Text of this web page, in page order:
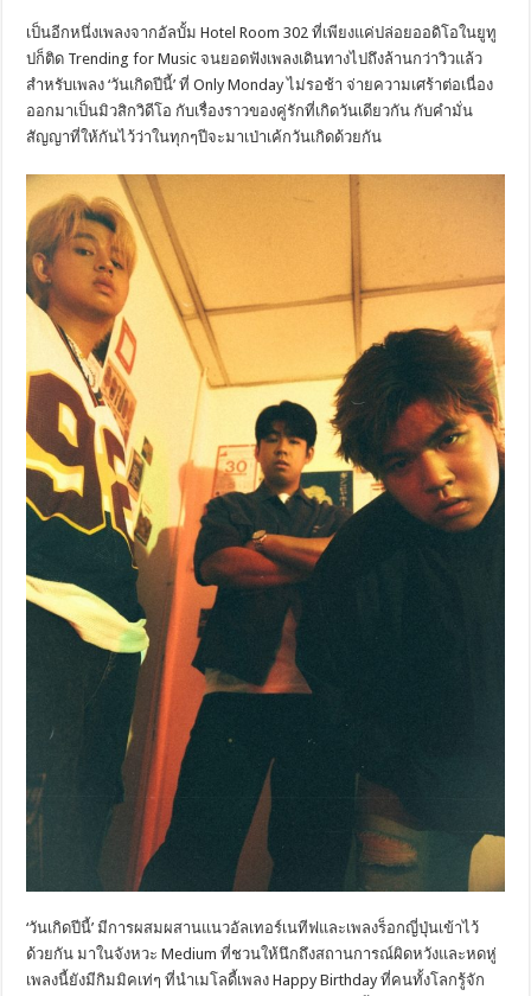
เป็นอีกหนึ่งเพลงจากอัลบั้ม Hotel Room 302 ที่เพียงแค่ปล่อยออดิโอในยูทู
ปก็ติด Trending for Music จนยอดฟังเพลงเดินทางไปถึงล้านกว่าวิวแล้ว
สำหรับเพลง ‘วันเกิดปีนี้’ ที่ Only Monday ไม่รอช้า จ่ายความเศร้าต่อเนื่อง
ออกมาเป็นมิวสิกวิดีโอ กับเรื่องราวของคู่รักที่เกิดวันเดียวกัน กับคำมั่น
สัญญาที่ให้กันไว้ว่าในทุกๆปีจะมาเป่าเค้กวันเกิดด้วยกัน
‘วันเกิดปีนี้’ มีการผสมผสานแนวอัลเทอร์เนทีฟและเพลงร็อกญี่ปุ่นเข้าไว้
ด้วยกัน มาในจังหวะ Medium ที่ชวนให้นึกถึงสถานการณ์ผิดหวังและหดหู่
เพลงนี้ยังมีกิมมิคเท่ๆ ที่นำเมโลดี้เพลง Happy Birthday ที่คนทั้งโลกรู้จัก